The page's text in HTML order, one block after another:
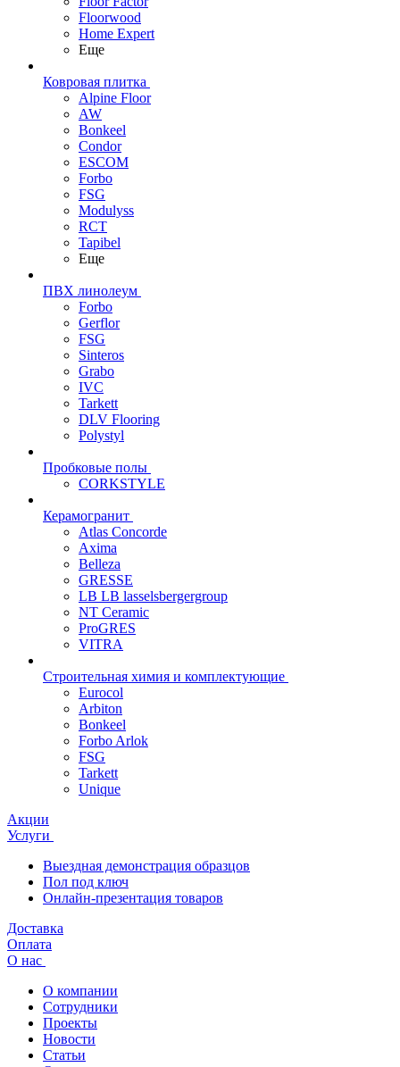
Floorwood
Home Expert
Еще
Ковровая плитка
Alpine Floor
AW
Bonkeel
Condor
ESCOM
Forbo
FSG
Modulyss
RCT
Tapibel
Еще
ПВХ линолеум
Forbo
Gerflor
FSG
Sinteros
Grabo
IVC
Tarkett
DLV Flooring
Polystyl
Пробковые полы
CORKSTYLE
Керамогранит
Atlas Concorde
Axima
Belleza
GRESSE
LB LB lasselsbergergroup
NT Ceramic
ProGRES
VITRA
Строительная химия и комплектующие
Eurocol
Arbiton
Bonkeel
Forbo Arlok
FSG
Tarkett
Unique
Акции
Услуги
Выездная демонстрация образцов
Пол под ключ
Онлайн-презентация товаров
Доставка
Оплата
О нас
О компании
Сотрудники
Проекты
Новости
Статьи